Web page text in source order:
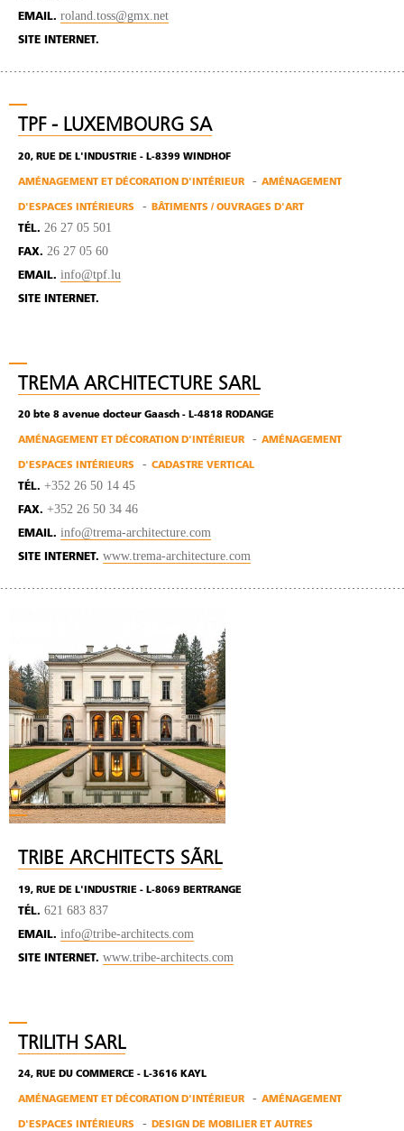
EMAIL. roland.toss@gmx.net
SITE INTERNET.
TPF - LUXEMBOURG SA
20, RUE DE L'INDUSTRIE - L-8399 WINDHOF
AMÉNAGEMENT ET DÉCORATION D'INTÉRIEUR AMÉNAGEMENT
D'ESPACES INTÉRIEURS BÂTIMENTS / OUVRAGES D'ART
TÉL. 26 27 05 501
FAX. 26 27 05 60
EMAIL. info@tpf.lu
SITE INTERNET.
TREMA ARCHITECTURE SARL
20 bte 8 avenue docteur Gaasch - L-4818 RODANGE
AMÉNAGEMENT ET DÉCORATION D'INTÉRIEUR AMÉNAGEMENT
D'ESPACES INTÉRIEURS CADASTRE VERTICAL
TÉL. +352 26 50 14 45
FAX. +352 26 50 34 46
EMAIL. info@trema-architecture.com
SITE INTERNET. www.trema-architecture.com
TRIBE ARCHITECTS SÃRL
19, RUE DE L'INDUSTRIE - L-8069 BERTRANGE
TÉL. 621 683 837
EMAIL. info@tribe-architects.com
SITE INTERNET. www.tribe-architects.com
TRILITH SARL
24, RUE DU COMMERCE - L-3616 KAYL
AMÉNAGEMENT ET DÉCORATION D'INTÉRIEUR AMÉNAGEMENT
D'ESPACES INTÉRIEURS DESIGN DE MOBILIER ET AUTRES